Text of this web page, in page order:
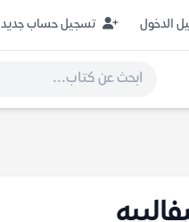
الدخول تسجيل حساب جديد